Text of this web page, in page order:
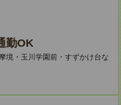
勤OK
境・玉川学園前・すずかけ台な